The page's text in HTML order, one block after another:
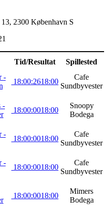
2300 København S
Tid/Resultat
Spillested
-
18:00:2618:00
Cafe
Sundbyvester
-
18:00:0018:00
Snoopy
Bodega
-
18:00:0018:00
Cafe
Sundbyvester
-
18:00:0018:00
Cafe
Sundbyvester
18:00:0018:00
Mimers
Bodega